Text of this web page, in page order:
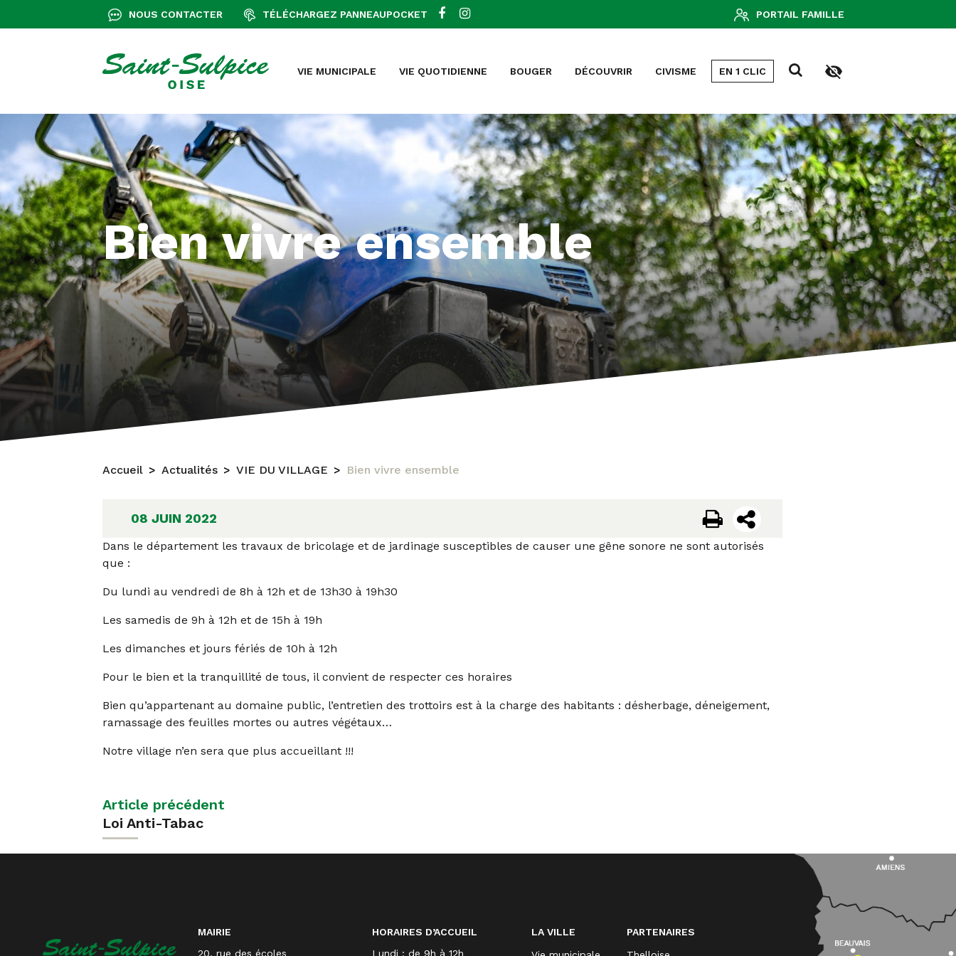
NOUS CONTACTER TÉLÉCHARGEZ PANNEAUPOCKET PORTAIL FAMILLE
VIE MUNICIPALE VIE QUOTIDIENNE BOUGER DÉCOUVRIR CIVISME EN 1 CLIC
Bien vivre ensemble
Accueil Actualités VIE DU VILLAGE Bien vivre ensemble
08 JUIN 2022
Dans le département les travaux de bricolage et de jardinage susceptibles de causer une gêne sonore ne sont autorisés
que :
Du lundi au vendredi de 8h à 12h et de 13h30 à 19h30
Les samedis de 9h à 12h et de 15h à 19h
Les dimanches et jours fériés de 10h à 12h
Pour le bien et la tranquillité de tous, il convient de respecter ces horaires
Bien qu’appartenant au domaine public, l’entretien des trottoirs est à la charge des habitants : désherbage, déneigement,
ramassage des feuilles mortes ou autres végétaux…
Notre village n’en sera que plus accueillant !!!
Navigation
de
l’article
Article précédent
Loi Anti-Tabac
MAIRIE
20, rue des écoles
HORAIRES D’ACCUEIL
Lundi : de 9h à 12h
LA VILLE
PARTENAIRES